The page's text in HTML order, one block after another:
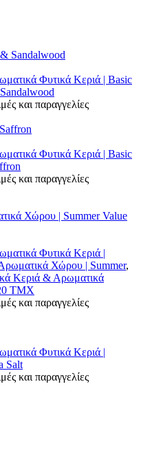
Φυτικά Κεριά | Basic
και παραγγελίες
Φυτικά Κεριά | Basic
και παραγγελίες
Φυτικά Κεριά |
Χώρου | Summer,
Κεριά & Αρωματικά
TMX
και παραγγελίες
Φυτικά Κεριά |
Salt
και παραγγελίες